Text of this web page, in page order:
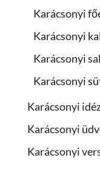
Karácsonyi
Karácsonyi
Karácsonyi
Karácsonyi
Karácsonyi
Karácsonyi
Karácsonyi